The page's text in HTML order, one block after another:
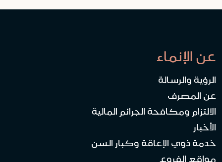
عن الإنماء
الرؤية والرسالة
عن المصرف
الالتزام ومكافحة الجرائم المالية
الأخبار
خدمة ذوي الإعاقة وكبار السن
مواقع الفروع